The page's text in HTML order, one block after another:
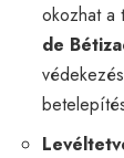
okozhat a
de